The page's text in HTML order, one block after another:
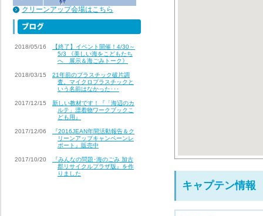
キャプテン情報
クリーンアップ会場はこちら
2018/05/16
【終了】イベント開催！4/30～
5/3 《美しい海をこどもたち
へ 展示＆海ごみトーク》
2018/03/15 21年前のプラスチック破片調
査。マイクロプラスチックと
いう名前はなかった･･･
2017/12/15 新しい教材です！『「海辺のカ
ルテ」漂着物ワークブックこ
ども用』
2017/12/06
『2016JEAN年間活動報告＆ク
リーンアップキャンペーンレ
ポート』販売中
2017/10/20
『みんなの問題･海のごみ 加古
郡リサイクルプラザ版』を作
りました